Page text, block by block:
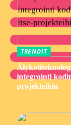
TRENDIT
integrointi
projekteihin